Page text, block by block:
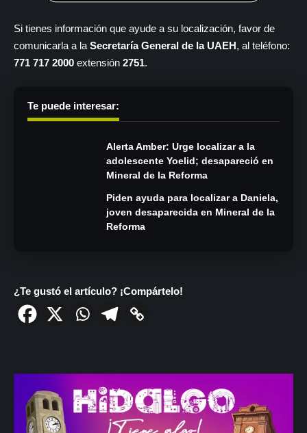
Si tienes información que ayude a su localización, favor de
comunicarla a la Secretaría General de la UAEH, al teléfono:
771 717 2000 extensión 2751.
Te puede interesar:
Alerta Amber: Urge localizar a la
adolescente Yoelid; desapareció en
Mineral de la Reforma
Piden ayuda para localizar a Daniela,
joven desaparecida en Mineral de la
Reforma
¿Te gustó el artículo? ¡Compártelo!